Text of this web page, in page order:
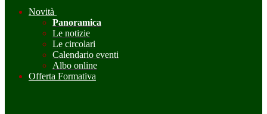
Novità
Panoramica
Le notizie
Le circolari
Calendario eventi
Albo online
Offerta Formativa